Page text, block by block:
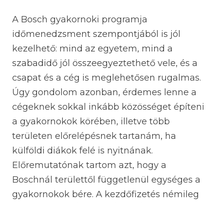
A Bosch gyakornoki programja
időmenedzsment szempontjából is jól
kezelhető: mind az egyetem, mind a
szabadidő jól összeegyeztethető vele, és a
csapat és a cég is meglehetősen rugalmas.
Úgy gondolom azonban, érdemes lenne a
cégeknek sokkal inkább közösséget építeni
a gyakornokok körében, illetve több
területen előrelépésnek tartanám, ha
külföldi diákok felé is nyitnának.
Előremutatónak tartom azt, hogy a
Boschnál területtől függetlenül egységes a
gyakornokok bére. A kezdőfizetés némileg